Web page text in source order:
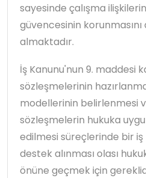
sayesinde çalışma
güvencesinin
almaktadır.
İş Kanunu'nun 9. maddesi
sözleşmelerinin
modellerinin belirlenmesi
sözleşmelerin hukuka
edilmesi süreçlerinde bir iş
destek alınması olası
önüne geçmek için